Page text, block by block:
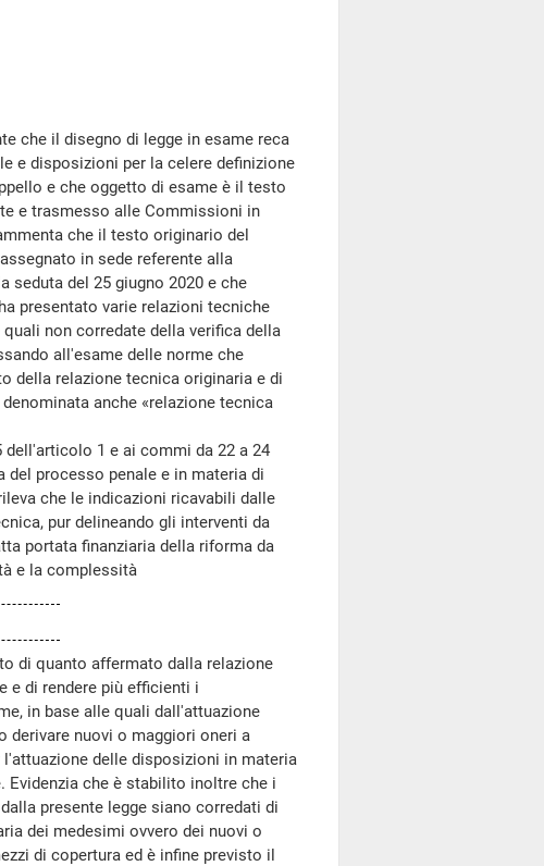
che il disegno di legge in esame reca
e disposizioni per la celere definizione
e che oggetto di esame è il testo
e trasmesso alle Commissioni in
che il testo originario del
in sede referente alla
seduta del 25 giugno 2020 e che
presentato varie relazioni tecniche
non corredate della verifica della
all'esame delle norme che
della relazione tecnica originaria e di
anche «relazione tecnica
1 e ai commi da 22 a 24
del processo penale e in materia di
che le indicazioni ricavabili dalle
pur delineando gli interventi da
portata finanziaria della riforma da
e la complessità
di quanto affermato dalla relazione
e di rendere più efficienti i
in base alle quali dall'attuazione
derivare nuovi o maggiori oneri a
delle disposizioni in materia
che è stabilito inoltre che i
presente legge siano corredati di
dei medesimi ovvero dei nuovi o
di copertura ed è infine previsto il